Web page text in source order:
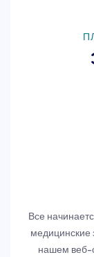
Все
медицинские
нашем веб-